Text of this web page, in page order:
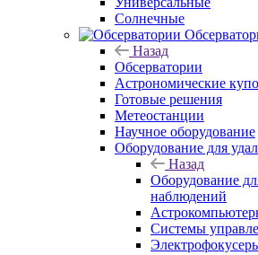
Солнечные
Назад
Обсерватории
Астрономические
Готовые решения
Метеостанции
Научное оборудование
Оборудование для
Назад
Оборудование
наблюдений
Системы